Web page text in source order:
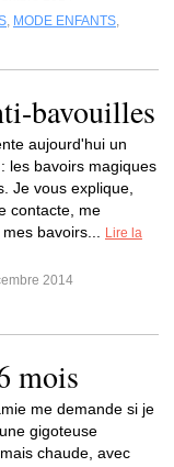
, MODE ENFANTS,
bavouilles
aujourd'hui un
les bavoirs magiques
Je vous explique,
contacte, me
bavoirs...
Lire la
2014
mois
me demande si je
gigoteuse
chaude, avec